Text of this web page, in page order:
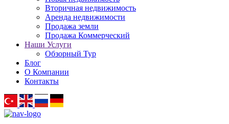
Вторичная недвижимость
Аренда недвижимости
Продажа земли
Продажа Коммерческий
Наши Услуги
Обзорный Тур
Блог
О Компании
Контакты